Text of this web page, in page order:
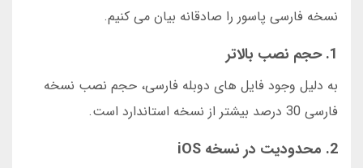
نسخه فارسی پاسور را صادقانه بیان می کنیم.
1. حجم نصب بالاتر
به دلیل وجود فایل های دوبله فارسی، حجم نصب نسخه
فارسی 30 درصد بیشتر از نسخه استاندارد است.
2. محدودیت در نسخه iOS